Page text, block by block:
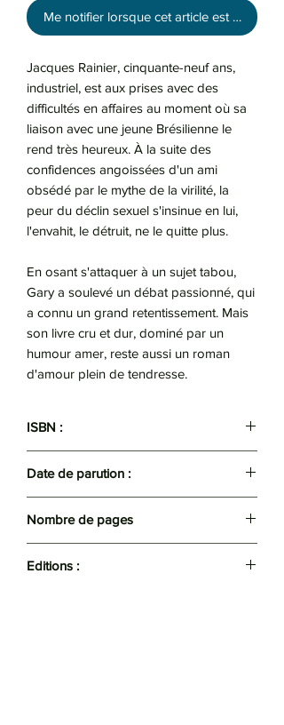
Me notifier lorsque cet article est disponible
Jacques Rainier, cinquante-neuf ans,
industriel, est aux prises avec des
difficultés en affaires au moment où sa
liaison avec une jeune Brésilienne le
rend très heureux. À la suite des
confidences angoissées d'un ami
obsédé par le mythe de la virilité, la
peur du déclin sexuel s'insinue en lui,
l'envahit, le détruit, ne le quitte plus.
En osant s'attaquer à un sujet tabou,
Gary a soulevé un débat passionné, qui
a connu un grand retentissement. Mais
son livre cru et dur, dominé par un
humour amer, reste aussi un roman
d'amour plein de tendresse.
ISBN :
Date de parution :
Nombre de pages
Editions :